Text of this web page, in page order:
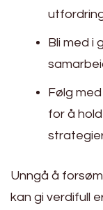
Bli med i
Følg
for å
Unngå å
kan gi verdifull